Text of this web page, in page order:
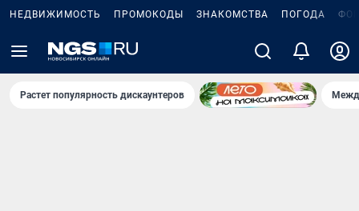
НЕДВИЖИМОСТЬ ПРОМОКОДЫ ЗНАКОМСТВА ПОГОДА
Растет популярность дискаунтеров